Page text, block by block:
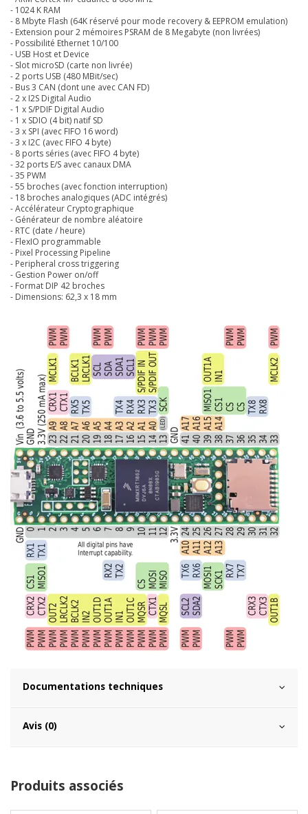
- 1024 K RAM
- 8 Mbyte Flash (64K réservé pour mode recovery & EEPROM emulation)
- Extension pour 2 mémoires PSRAM de 8 Megabyte (non livrées)
- Possibilité Ethernet 10/100
- USB Host et Device
- Slot microSD (carte non livrée)
- 2 ports USB (480 MBit/sec)
- Bus 3 CAN (dont une avec CAN FD)
- 2 x I2S Digital Audio
- 1 x S/PDIF Digital Audio
- 1 x SDIO (4 bit) natif SD
- 3 x SPI (avec FIFO 16 word)
- 3 x I2C (avec FIFO 4 byte)
- 8 ports séries (avec FIFO 4 byte)
- 32 ports E/S avec canaux DMA
- 35 PWM
- 55 broches (avec fonction interruption)
- 18 broches analogiques (ADC intégrés)
- Accélérateur Cryptographique
- Générateur de nombre aléatoire
- RTC (date / heure)
- FlexIO programmable
- Pixel Processing Pipeline
- Peripheral cross triggering
- Gestion Power on/off
- Format DIP 42 broches
- Dimensions: 62,3 x 18 mm
Documentations techniques
Avis (0)
Produits associés